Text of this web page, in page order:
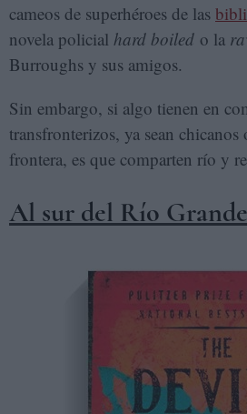
cameos de superhéroes de las
novela policial hard boiled o la
Burroughs y sus amigos.
Sin embargo, si algo tienen en
transfronterizos, ya sean chicanos
frontera, es que comparten río y
Al sur del Río Grande